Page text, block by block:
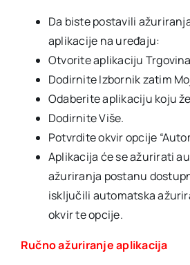
Da biste postavili
aplikacije na uređaju:
Otvorite aplikaciju
Dodirnite Izbornik zatim
Odaberite aplikaciju koju
Dodirnite Više.
Potvrdite okvir opcije
Aplikacija će se ažurirati
ažuriranja postanu
isključili automatska
okvir te opcije.
Ručno ažuriranje aplikacija